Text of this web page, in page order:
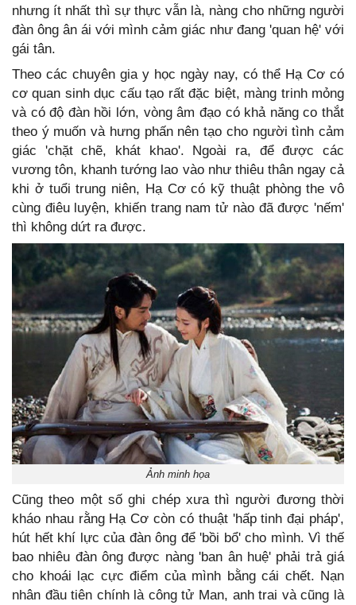
nhưng ít nhất thì sự thực vẫn là, nàng cho những người
đàn ông ân ái với mình cảm giác như đang 'quan hệ' với
gái tân.
Theo các chuyên gia y học ngày nay, có thể Hạ Cơ có
cơ quan sinh dục cấu tạo rất đặc biệt, màng trinh mỏng
và có độ đàn hồi lớn, vòng âm đạo có khả năng co thắt
theo ý muốn và hưng phấn nên tạo cho người tình cảm
giác 'chặt chẽ, khát khao'. Ngoài ra, để được các
vương tôn, khanh tướng lao vào như thiêu thân ngay cả
khi ở tuổi trung niên, Hạ Cơ có kỹ thuật phòng the vô
cùng điêu luyện, khiến trang nam tử nào đã được 'nếm'
thì không dứt ra được.
Ảnh minh họa
Cũng theo một số ghi chép xưa thì người đương thời
kháo nhau rằng Hạ Cơ còn có thuật 'hấp tinh đại pháp',
hút hết khí lực của đàn ông để 'bồi bổ' cho mình. Vì thế
bao nhiêu đàn ông được nàng 'ban ân huệ' phải trả giá
cho khoái lạc cực điểm của mình bằng cái chết. Nạn
nhân đầu tiên chính là công tử Man, anh trai và cũng là